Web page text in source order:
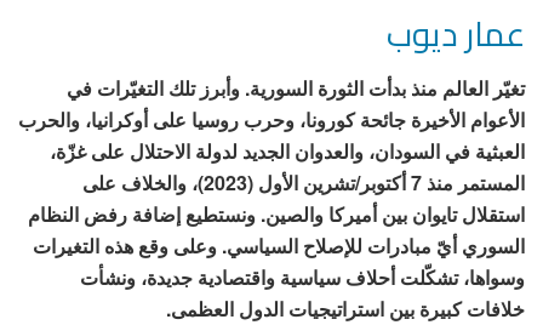
عمار ديوب
تغيّر العالم منذ بدأت الثورة السورية. وأبرز تلك التغيّرات في
الأعوام الأخيرة جائحة كورونا، وحرب روسيا على أوكرانيا، والحرب
العبثية في السودان، والعدوان الجديد لدولة الاحتلال على غزّة،
المستمر منذ 7 أكتوبر/تشرين الأول (2023)، والخلاف على
استقلال تايوان بين أميركا والصين. ونستطيع إضافة رفض النظام
السوري أيّ مبادرات للإصلاح السياسي. وعلى وقع هذه التغيرات
وسواها، تشكّلت أحلاف سياسية واقتصادية جديدة، ونشأت
خلافات كبيرة بين استراتيجيات الدول العظمى.